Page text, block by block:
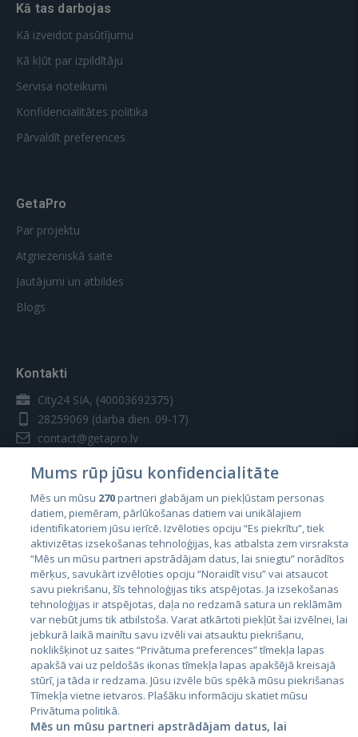
Kā tas darbojas
Kā izveidot pasūtījumu
Kā kļūt par izpildītāju
Servisa noteikumi
Konfidencialitātes politika
Pārvaldīt preferences
GetaPro
Par projektu
Atgriezeniskā saite
Jautājumi un atbildes
Blogs
Kontakti
City24 SIA, (40003692375)
28259069 (darba dien. 09-17)
contact@getapro.lv
Valstis
Igaunija
Latvija
Lietuva
Mums rūp jūsu konfidencialitāte
Mēs un mūsu 270partneri glabājam un piekļūstam personas
datiem, piemēram, pārlūkošanas datiem vai unikālajiem
identifikatoriem jūsu ierīcē. Izvēloties opciju “Es piekrītu”, tiek
aktivizētas izsekošanas tehnoloģijas, kas atbalsta zem virsraksta
“Mēs un mūsu partneri apstrādājam datus, lai sniegtu” norādītos
mērķus, savukārt izvēloties opciju “Noraidīt visu” vai atsaucot
savu piekrišanu, šīs tehnoloģijas tiks atspējotas. Ja izsekošanas
tehnoloģijas ir atspējotas, daļa no redzamā satura un reklāmām
var nebūt jums tik atbilstoša. Varat atkārtoti piekļūt šai izvēlnei, lai
jebkurā laikā mainītu savu izvēli vai atsauktu piekrišanu,
noklikšķinot uz saites “Privātuma preferences” tīmekļa lapas
apakšā vai uz peldošās ikonas tīmekļa lapas apakšējā kreisajā
stūrī, ja tāda ir redzama. Jūsu izvēle būs spēkā mūsu piekrišanas
Tīmekļa vietne ietvaros. Plašāku informāciju skatiet mūsu
Privātuma politikā.
Mēs un mūsu partneri apstrādājam datus, lai